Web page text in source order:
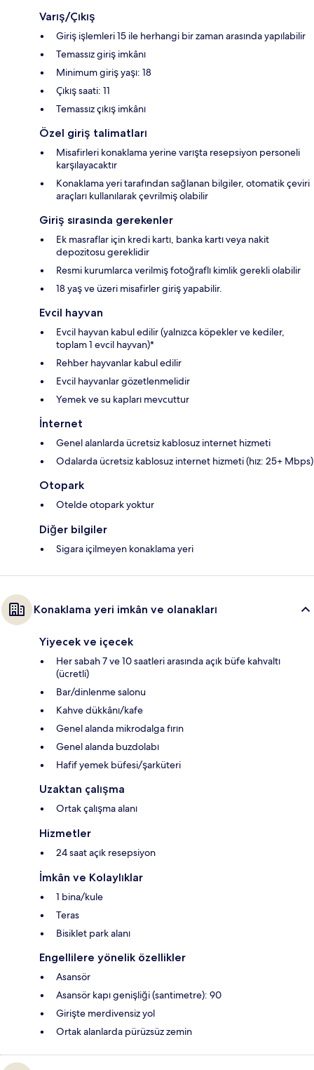
Varış/Çıkış
Giriş işlemleri 15 ile herhangi bir zaman arasında yapılabilir
Temassız giriş imkânı
Minimum giriş yaşı: 18
Çıkış saati: 11
Temassız çıkış imkânı
Özel giriş talimatları
Misafirleri konaklama yerine varışta resepsiyon personeli
karşılayacaktır
Konaklama yeri tarafından sağlanan bilgiler, otomatik çeviri
araçları kullanılarak çevrilmiş olabilir
Giriş sırasında gerekenler
Ek masraflar için kredi kartı, banka kartı veya nakit
depozitosu gereklidir
Resmi kurumlarca verilmiş fotoğraflı kimlik gerekli olabilir
18 yaş ve üzeri misafirler giriş yapabilir.
Evcil hayvan
Evcil hayvan kabul edilir (yalnızca köpekler ve kediler,
toplam 1 evcil hayvan)*
Rehber hayvanlar kabul edilir
Evcil hayvanlar gözetlenmelidir
Yemek ve su kapları mevcuttur
İnternet
Genel alanlarda ücretsiz kablosuz internet hizmeti
Odalarda ücretsiz kablosuz internet hizmeti (hız: 25+ Mbps)
Otopark
Otelde otopark yoktur
Diğer bilgiler
Sigara içilmeyen konaklama yeri
Konaklama yeri imkân ve olanakları
Yiyecek ve içecek
Her sabah 7 ve 10 saatleri arasında açık büfe kahvaltı
(ücretli)
Bar/dinlenme salonu
Kahve dükkânı/kafe
Genel alanda mikrodalga fırın
Genel alanda buzdolabı
Hafif yemek büfesi/şarküteri
Uzaktan çalışma
Ortak çalışma alanı
Hizmetler
24 saat açık resepsiyon
İmkân ve Kolaylıklar
1 bina/kule
Teras
Bisiklet park alanı
Engellilere yönelik özellikler
Asansör
Asansör kapı genişliği (santimetre): 90
Girişte merdivensiz yol
Ortak alanlarda pürüzsüz zemin